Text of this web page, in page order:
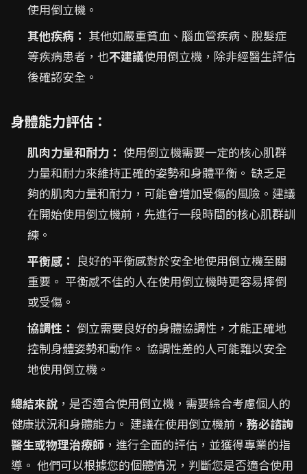
使用倒立機。
其他疾病： 其他如嚴重貧血、腦血管疾病、脫髮症
等疾病患者，也不建議使用倒立機，除非經醫生評估
後確認安全。
身體能力評估：
肌肉力量和耐力： 使用倒立機需要一定的核心肌群
力量和耐力來維持正確的姿勢和身體平衡。 缺乏足
夠的肌肉力量和耐力，可能會增加受傷的風險。建議
在開始使用倒立機前，先進行一段時間的核心肌群訓
練。
平衡感： 良好的平衡感對於安全地使用倒立機至關
重要。 平衡感不佳的人在使用倒立機時更容易摔倒
或受傷。
協調性： 倒立需要良好的身體協調性，才能正確地
控制身體姿勢和動作。 協調性差的人可能難以安全
地使用倒立機。
總結來說 ，是否適合使用倒立機，需要綜合考慮個人的
健康狀況和身體能力。 建議在使用倒立機前， 務必諮詢
醫生或物理治療師 ，進行全面的評估，並獲得專業的指
導。 他們可以根據您的個體情況，判斷您是否適合使用